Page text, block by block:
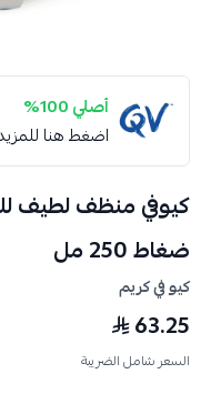
أصلي 100%
اضغط هنا
كيوفي منظف لطيف
ضغاط 250 مل
كيو في كريم
63.25
السعر شامل الضريبة